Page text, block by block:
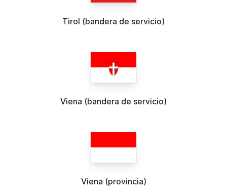
Tirol (bandera de servicio)
Viena (bandera de servicio)
Viena (provincia)